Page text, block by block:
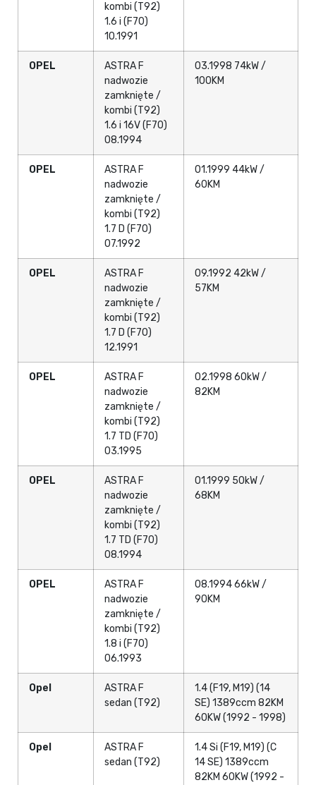
kombi (T92)
1.6 i (F70)
10.1991
OPEL
ASTRA F
nadwozie
zamknięte /
kombi (T92)
1.6 i 16V (F70)
08.1994
03.1998 74kW /
100KM
OPEL
ASTRA F
nadwozie
zamknięte /
kombi (T92)
1.7 D (F70)
07.1992
01.1999 44kW /
60KM
OPEL
ASTRA F
nadwozie
zamknięte /
kombi (T92)
1.7 D (F70)
12.1991
09.1992 42kW /
57KM
OPEL
ASTRA F
nadwozie
zamknięte /
kombi (T92)
1.7 TD (F70)
03.1995
02.1998 60kW /
82KM
OPEL
ASTRA F
nadwozie
zamknięte /
kombi (T92)
1.7 TD (F70)
08.1994
01.1999 50kW /
68KM
OPEL
ASTRA F
nadwozie
zamknięte /
kombi (T92)
1.8 i (F70)
06.1993
08.1994 66kW /
90KM
Opel
ASTRA F
sedan (T92)
1.4 (F19, M19) (14
SE) 1389ccm 82KM
60KW (1992 - 1998)
Opel
ASTRA F
sedan (T92)
1.4 Si (F19, M19) (C
14 SE) 1389ccm
82KM 60KW (1992 -